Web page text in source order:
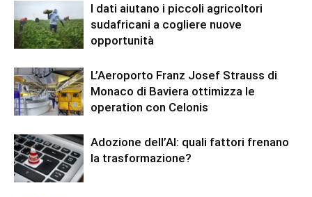
I dati aiutano i piccoli agricoltori
sudafricani a cogliere nuove
opportunità
L’Aeroporto Franz Josef Strauss di
Monaco di Baviera ottimizza le
operation con Celonis
Adozione dell’AI: quali fattori frenano
la trasformazione?